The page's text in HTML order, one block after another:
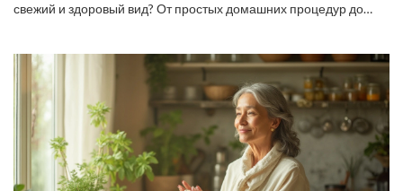
свежий и здоровый вид? От простых домашних процедур до
как правильное питание, этические привычки и актуальные
косметологические процедуры могут помочь в этом
стремлении.